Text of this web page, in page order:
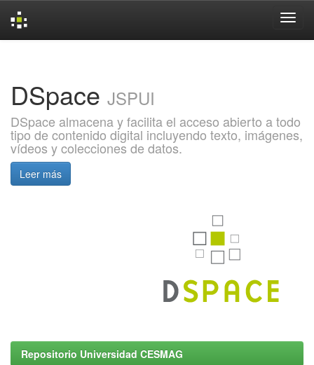
DSpace JSPUI
DSpace almacena y facilita el acceso abierto a todo
tipo de contenido digital incluyendo texto, imágenes,
vídeos y colecciones de datos.
Leer más
Repositorio Universidad CESMAG